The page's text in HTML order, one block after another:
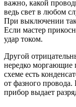
важно, какой
ведь свет в любом
При выключении
Если мастер
удар током.
Другой
нередко моргающие
схеме есть
от фазного провода.
прибор выдает